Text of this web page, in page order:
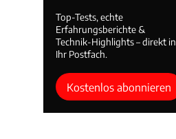
Top-Tests, echte
Erfahrungsberichte &
Technik-Highlights – direkt in
Ihr Postfach.
Kostenlos abonnieren